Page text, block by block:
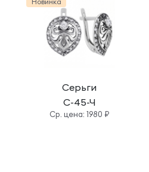
Серьги
С-45-Ч
Cр. цена: 1980 ₽